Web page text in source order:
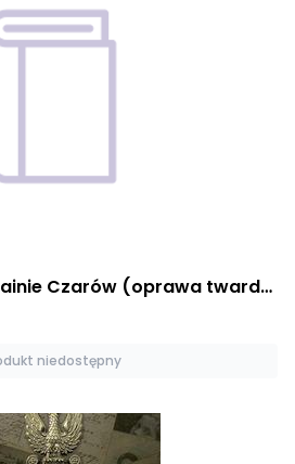
Przygody Alicji w Krainie Czarów (oprawa twarda)
niedostępny